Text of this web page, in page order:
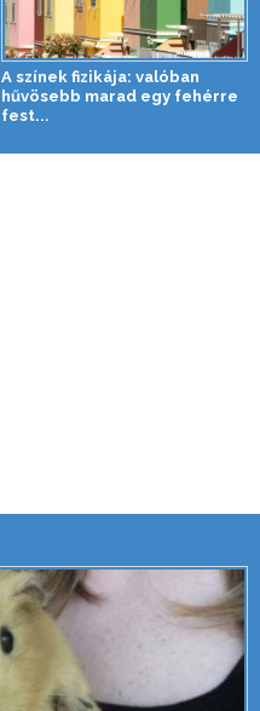
A színek fizikája: valóban
hűvösebb marad egy fehérre
fest...